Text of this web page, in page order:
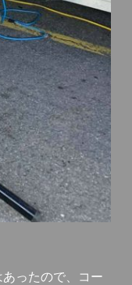
ったので、コー